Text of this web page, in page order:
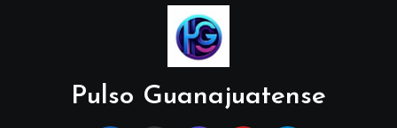
Pulso Guanajuatense